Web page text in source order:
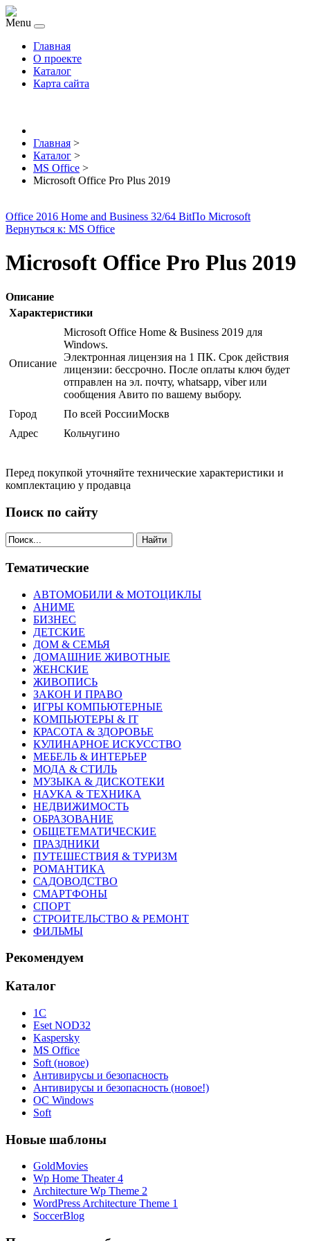
Menu
Главная
О проекте
Каталог
Карта сайта
Главная >
Каталог >
MS Office >
Microsoft Office Pro Plus 2019
Office 2016 Home and Business 32/64 BitПо Microsoft
Вернуться к: MS Office
Microsoft Office Pro Plus 2019
Описание
Характеристики
Описание
Microsoft Office Home & Business 2019 для
Windows.
Электронная лицензия на 1 ПК. Срок действия
лицензии: бессрочно. После оплаты ключ будет
отправлен на эл. почту, whatsapp, viber или
сообщения Авито по вашему выбору.
Город
По всей РоссииМоскв
Адрес
Кольчугино
Перед покупкой уточняйте технические характеристики и
комплектацию у продавца
Поиск по сайту
Найти
Тематические
АВТОМОБИЛИ & МОТОЦИКЛЫ
АНИМЕ
БИЗНЕС
ДЕТСКИЕ
ДОМ & СЕМЬЯ
ДОМАШНИЕ ЖИВОТНЫЕ
ЖЕНСКИЕ
ЖИВОПИСЬ
ЗАКОН И ПРАВО
ИГРЫ КОМПЬЮТЕРНЫЕ
КОМПЬЮТЕРЫ & IT
КРАСОТА & ЗДОРОВЬЕ
КУЛИНАРНОЕ ИСКУССТВО
МЕБЕЛЬ & ИНТЕРЬЕР
МОДА & СТИЛЬ
МУЗЫКА & ДИСКОТЕКИ
НАУКА & ТЕХНИКА
НЕДВИЖИМОСТЬ
ОБРАЗОВАНИЕ
ОБЩЕТЕМАТИЧЕСКИЕ
ПРАЗДНИКИ
ПУТЕШЕСТВИЯ & ТУРИЗМ
РОМАНТИКА
САДОВОДСТВО
СМАРТФОНЫ
СПОРТ
СТРОИТЕЛЬСТВО & РЕМОНТ
ФИЛЬМЫ
Рекомендуем
Каталог
1С
Eset NOD32
Kaspersky
MS Office
Soft (новое)
Антивирусы и безопасность
Антивирусы и безопасность (новое!)
ОС Windows
Soft
Новые шаблоны
GoldMovies
Wp Home Theater 4
Architecture Wp Theme 2
WordPress Architecture Theme 1
SoccerBlog